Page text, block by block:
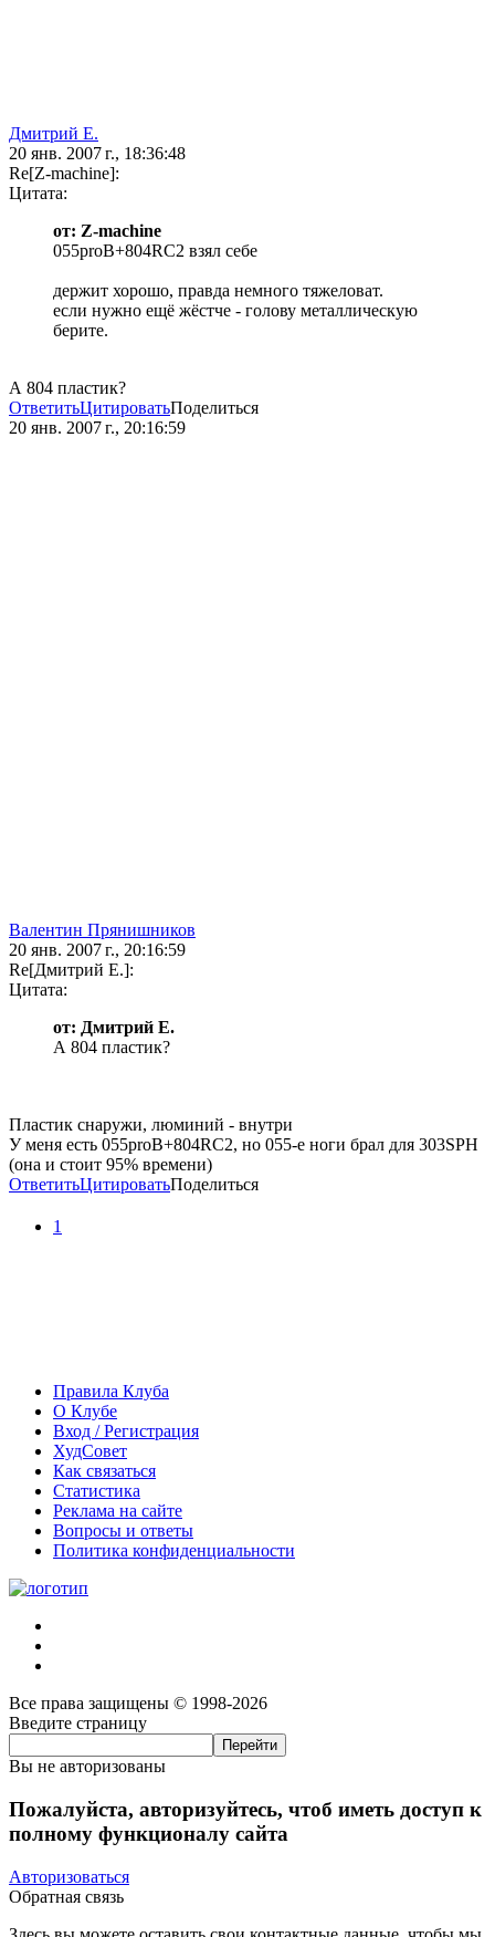
Дмитрий Е.
20 янв. 2007 г., 18:36:48
Re[Z-machine]:
Цитата:
от: Z-machine
055proB+804RC2 взял себе
держит хорошо, правда немного тяжеловат.
если нужно ещё жёстче - голову металлическую
берите.
А 804 пластик?
ОтветитьЦитироватьПоделиться
20 янв. 2007 г., 20:16:59
Валентин Прянишников
20 янв. 2007 г., 20:16:59
Re[Дмитрий Е.]:
Цитата:
от: Дмитрий Е.
А 804 пластик?
Пластик снаружи, люминий - внутри
У меня есть 055proB+804RC2, но 055-е ноги брал для 303SPH
(она и стоит 95% времени)
ОтветитьЦитироватьПоделиться
1
Правила Клуба
О Клубе
Вход / Регистрация
ХудСовет
Как связаться
Статистика
Реклама на сайте
Вопросы и ответы
Политика конфиденциальности
Все права защищены © 1998-2026
Введите страницу
Вы не авторизованы
Пожалуйста, авторизуйтесь, чтоб иметь доступ к
полному функционалу сайта
Авторизоваться
Обратная связь